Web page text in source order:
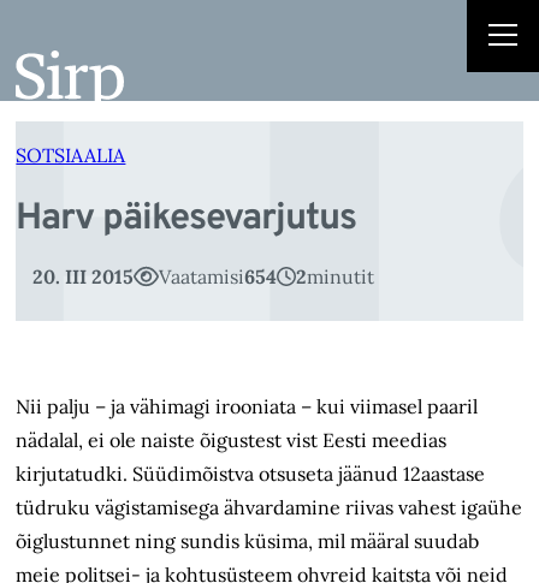
juurde
SOTSIAALIA
Harv päikesevarjutus
20. III 2015 Vaatamisi654 2minutit
Nii palju – ja vähimagi irooniata – kui viimasel paaril
nädalal, ei ole naiste õigustest vist Eesti meedias
kirjutatudki. Süüdimõistva otsuseta jäänud 12aastase
tüdruku vägistamisega ähvardamine riivas vahest igaühe
õiglustunnet ning sundis küsima, mil määral suudab
meie politsei- ja kohtusüsteem ohvreid kaitsta või neid